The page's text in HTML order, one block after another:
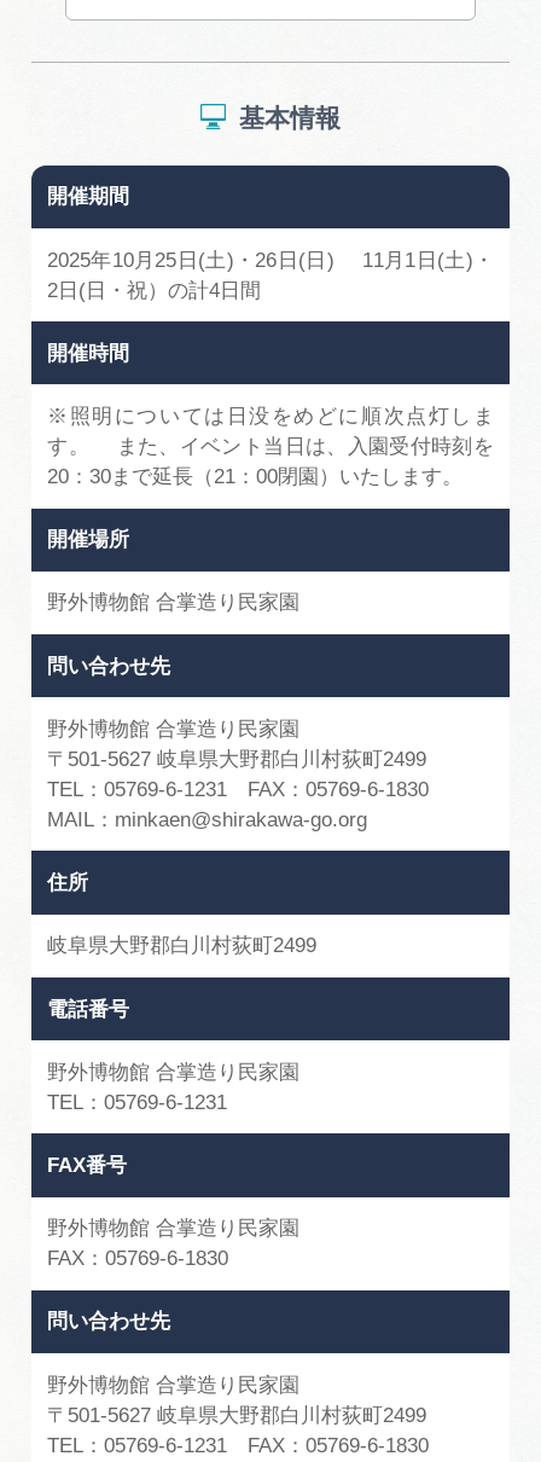
基本情報
開催期間
2025年10月25日(土)・26日(日) 11月1日(土)・
2日(日・祝）の計4日間
開催時間
※照明については日没をめどに順次点灯しま
す。 また、イベント当日は、入園受付時刻を
20：30まで延長（21：00閉園）いたします。
開催場所
野外博物館 合掌造り民家園
問い合わせ先
野外博物館 合掌造り民家園
〒501-5627 岐阜県大野郡白川村荻町2499
TEL：05769-6-1231 FAX：05769-6-1830
MAIL：minkaen@shirakawa-go.org
住所
岐阜県大野郡白川村荻町2499
電話番号
野外博物館 合掌造り民家園
TEL：05769-6-1231
FAX番号
野外博物館 合掌造り民家園
FAX：05769-6-1830
問い合わせ先
野外博物館 合掌造り民家園
〒501-5627 岐阜県大野郡白川村荻町2499
TEL：05769-6-1231 FAX：05769-6-1830